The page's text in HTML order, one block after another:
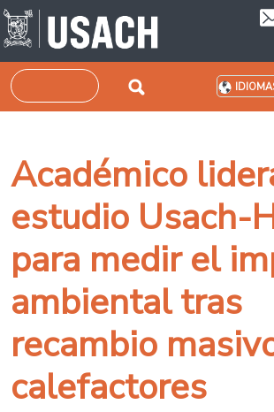
Pasar al contenido principal
Buscar
Académico
estudio Usach-
para medir el
ambiental tras
recambio
calefactores